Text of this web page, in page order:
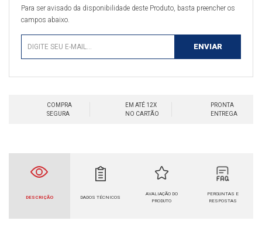
Para ser avisado da disponibilidade deste Produto, basta preencher os
campos abaixo.
COMPRA
SEGURA
EM ATÉ 12X
NO CARTÃO
PRONTA
ENTREGA
DESCRIÇÃO DADOS TÉCNICOS
AVALIAÇÃO DO
PRODUTO
PERGUNTAS E
RESPOSTAS